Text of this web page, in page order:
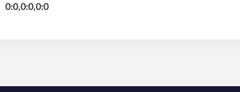
0:0,0:0,0:0